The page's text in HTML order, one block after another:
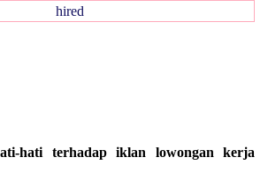
hired
hati terhadap iklan lowongan kerja